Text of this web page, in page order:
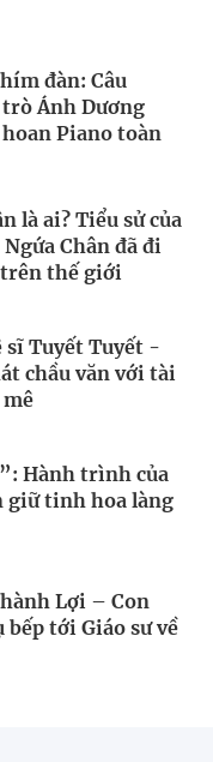
đàn: Câu
Ánh Dương
Piano toàn
là ai? Tiểu sử của
Chân đã đi
trên thế giới
sĩ Tuyết Tuyết -
chầu văn với tài
Hành trình của
giữ tinh hoa làng
Lợi – Con
bếp tới Giáo sư về